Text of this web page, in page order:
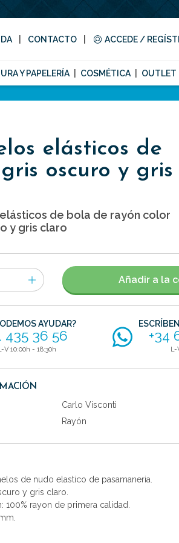
CONTACTO ACCEDE /
Y PAPELERÍA COSMÉTICA OUTLET
elásticos de
oscuro y gris
de bola de rayón color
y gris claro
Añadir a la
AYUDAR?
435 36 56
V 10:00h - 18:30h
+34
L-
Carlo Visconti
Rayón
de nudo elastico de pasamaneria.
y gris claro.
100% rayon de primera calidad.